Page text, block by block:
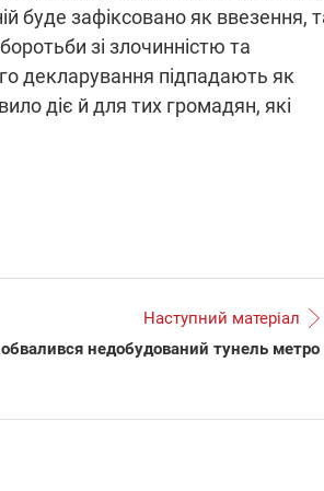
буде зафіксовано як ввезення,
зі злочинністю та
декларування підпадають як
діє й для тих громадян, які
Наступний матеріал
недобудований тунель метро
ПЛІВКИ МІНДІЧА: СПРАВА
ОБОРУДОК ДРУГА
Працюють на